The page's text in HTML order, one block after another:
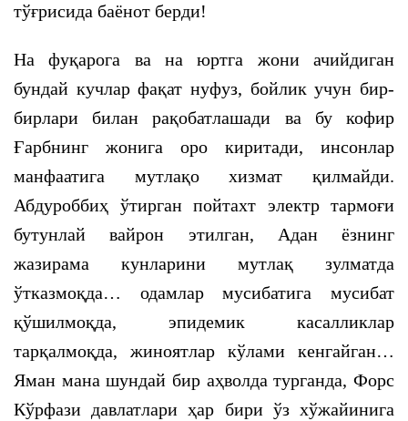
тўғрисида баёнот берди!
На фуқарога ва на юртга жони ачийдиган
бундай кучлар фақат нуфуз, бойлик учун бир-
бирлари билан рақобатлашади ва бу кофир
Ғарбнинг жонига оро киритади, инсонлар
манфаатига мутлақо хизмат қилмайди.
Абдуроббиҳ ўтирган пойтахт электр тармоғи
бутунлай вайрон этилган, Адан ёзнинг
жазирама кунларини мутлақ зулматда
ўтказмоқда… одамлар мусибатига мусибат
қўшилмоқда, эпидемик касалликлар
тарқалмоқда, жиноятлар кўлами кенгайган…
Яман мана шундай бир аҳволда турганда, Форс
Кўрфази давлатлари ҳар бири ўз хўжайинига